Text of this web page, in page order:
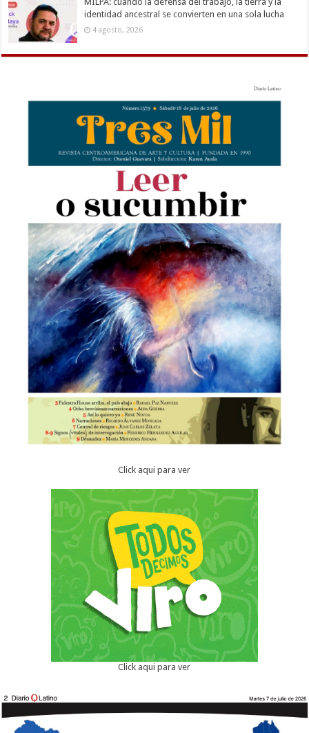
identidad ancestral se convierten en una sola lucha
4 agosto, 2026
Click aqui para ver
Click aqui para ver